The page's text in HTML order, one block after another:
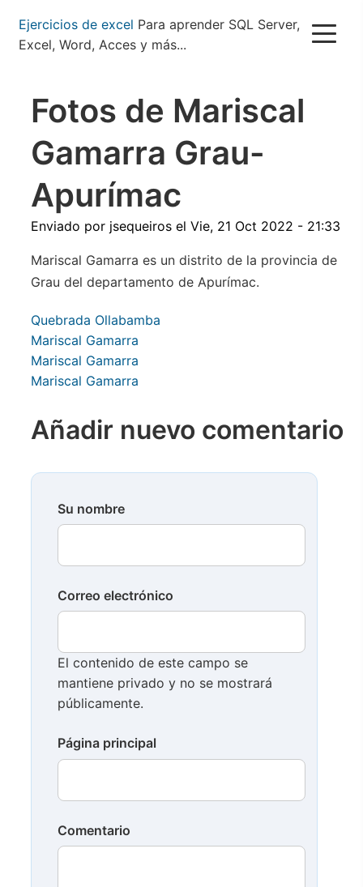
Pasar
contenido
Ejercicios de excel Para aprender SQL Server,
Excel, Word, Acces y más...
Fotos de Mariscal
Gamarra Grau-
Apurímac
Enviado por jsequeiros el Vie, 21 Oct 2022 - 21:33
Mariscal Gamarra es un distrito de la provincia de
Grau del departamento de Apurímac.
Quebrada Ollabamba
Mariscal Gamarra
Mariscal Gamarra
Mariscal Gamarra
Añadir nuevo comentario
Su nombre
Correo electrónico
El contenido de este campo se
mantiene privado y no se mostrará
públicamente.
Página principal
Comentario